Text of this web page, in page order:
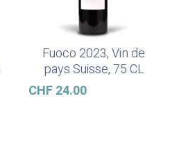
Ajouter Au Panier
Fuoco 2023, Vin de
pays Suisse, 75 CL
CHF24.00